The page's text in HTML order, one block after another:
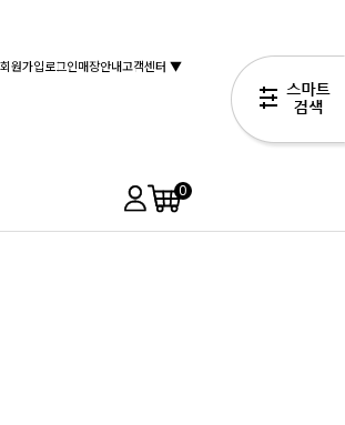
회원가입로그인매장안내고객센터 ▼
0